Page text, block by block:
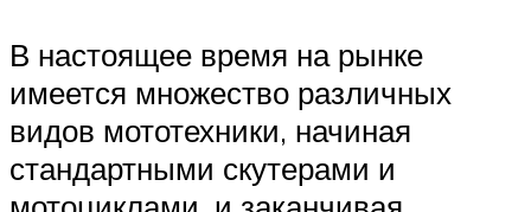
В настоящее время на рынке
имеется множество различных
видов мототехники, начиная
стандартными скутерами и